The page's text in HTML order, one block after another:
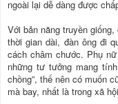
ngoài lại dễ dàng được
Với bản năng truyền
thời gian dài, đàn ông đi
cách châm chước. Phụ
những tư tưởng mang
chồng”, thế nên có muốn
mà bay, nhất là trong xã